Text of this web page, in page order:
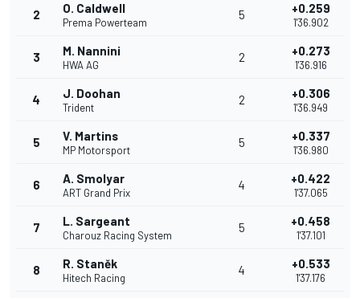
2 O. Caldwell
Prema Powerteam
5 +0.259
1'36.902
3 M. Nannini
HWA AG
2 +0.273
1'36.916
4 J. Doohan
Trident
2 +0.306
1'36.949
5 V. Martins
MP Motorsport
5 +0.337
1'36.980
6 A. Smolyar
ART Grand Prix
4 +0.422
1'37.065
7 L. Sargeant
Charouz Racing System
5 +0.458
1'37.101
8 R. Staněk
Hitech Racing
4 +0.533
1'37.176